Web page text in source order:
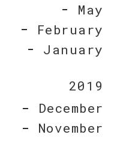
May
February
January
2019
December
November